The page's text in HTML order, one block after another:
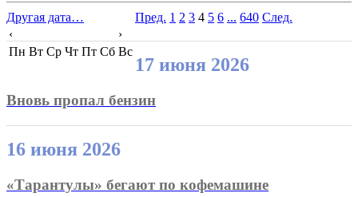
Другая дата…
‹
›
Пн Вт Ср Чт Пт Сб Вс
Пред. 1 2 3 4 5 6 ... 640 След.
17 июня 2026
Вновь пропал бензин
16 июня 2026
«Тарантулы» бегают по кофемашине